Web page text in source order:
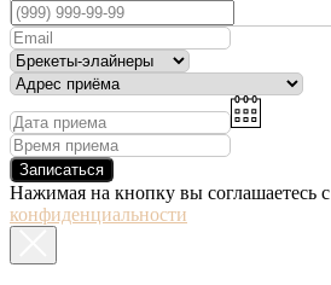
Записаться
Нажимая на кнопку вы соглашаетесь с
конфиденциальности